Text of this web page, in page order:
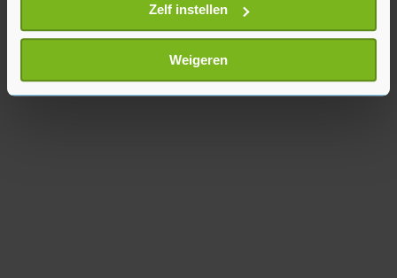
Uw apparaat identificeren door het actief te
scannen op specifieke eigenschappen (fingerprinting)
Lees meer over hoe uw persoonlijke gegevens worden
verwerkt en stel uw voorkeuren in het
U kunt uw toestemming op elk moment wijzigen of
Zelf instellen
Weigeren